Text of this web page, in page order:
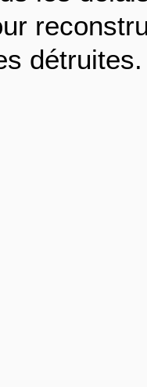
détruites.